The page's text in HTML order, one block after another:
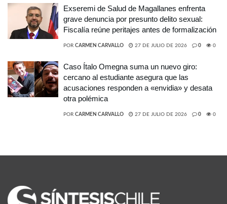
Exseremi de Salud de Magallanes enfrenta
grave denuncia por presunto delito sexual:
Fiscalía reúne peritajes antes de formalización
POR CARMEN CARVALLO 27 DE JULIO DE 2026 0 0
Caso Ítalo Omegna suma un nuevo giro:
cercano al estudiante asegura que las
acusaciones responden a «envidia» y desata
otra polémica
POR CARMEN CARVALLO 27 DE JULIO DE 2026 0 0